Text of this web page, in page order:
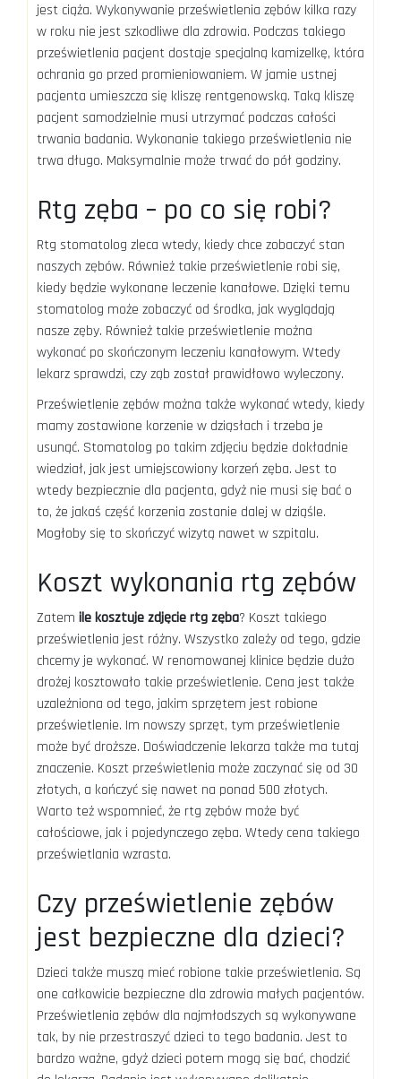
jest ciąża. Wykonywanie prześwietlenia zębów kilka razy
w roku nie jest szkodliwe dla zdrowia. Podczas takiego
prześwietlenia pacjent dostaje specjalną kamizelkę, która
ochrania go przed promieniowaniem. W jamie ustnej
pacjenta umieszcza się kliszę rentgenowską. Taką kliszę
pacjent samodzielnie musi utrzymać podczas całości
trwania badania. Wykonanie takiego prześwietlenia nie
trwa długo. Maksymalnie może trwać do pół godziny.
Rtg zęba – po co się robi?
Rtg stomatolog zleca wtedy, kiedy chce zobaczyć stan
naszych zębów. Również takie prześwietlenie robi się,
kiedy będzie wykonane leczenie kanałowe. Dzięki temu
stomatolog może zobaczyć od środka, jak wyglądają
nasze zęby. Również takie prześwietlenie można
wykonać po skończonym leczeniu kanałowym. Wtedy
lekarz sprawdzi, czy ząb został prawidłowo wyleczony.
Prześwietlenie zębów można także wykonać wtedy, kiedy
mamy zostawione korzenie w dziąsłach i trzeba je
usunąć. Stomatolog po takim zdjęciu będzie dokładnie
wiedział, jak jest umiejscowiony korzeń zęba. Jest to
wtedy bezpiecznie dla pacjenta, gdyż nie musi się bać o
to, że jakaś część korzenia zostanie dalej w dziąśle.
Mogłoby się to skończyć wizytą nawet w szpitalu.
Koszt wykonania rtg zębów
Zatem ile kosztuje zdjęcie rtg zęba? Koszt takiego
prześwietlenia jest różny. Wszystko zależy od tego, gdzie
chcemy je wykonać. W renomowanej klinice będzie dużo
drożej kosztowało takie prześwietlenie. Cena jest także
uzależniona od tego, jakim sprzętem jest robione
prześwietlenie. Im nowszy sprzęt, tym prześwietlenie
może być droższe. Doświadczenie lekarza także ma tutaj
znaczenie. Koszt prześwietlenia może zaczynać się od 30
złotych, a kończyć się nawet na ponad 500 złotych.
Warto też wspomnieć, że rtg zębów może być
całościowe, jak i pojedynczego zęba. Wtedy cena takiego
prześwietlania wzrasta.
Czy prześwietlenie zębów
jest bezpieczne dla dzieci?
Dzieci także muszą mieć robione takie prześwietlenia. Są
one całkowicie bezpieczne dla zdrowia małych pacjentów.
Prześwietlenia zębów dla najmłodszych są wykonywane
tak, by nie przestraszyć dzieci to tego badania. Jest to
bardzo ważne, gdyż dzieci potem mogą się bać, chodzić